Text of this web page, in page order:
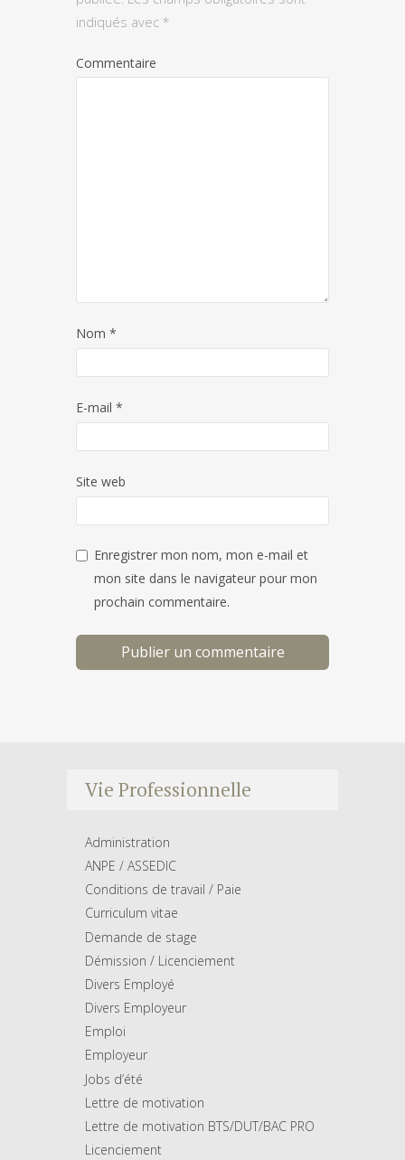
indiqués avec *
Commentaire
Nom *
E-mail *
Site web
Enregistrer mon nom, mon e-mail et
mon site dans le navigateur pour mon
prochain commentaire.
Vie Professionnelle
Administration
ANPE / ASSEDIC
Conditions de travail / Paie
Curriculum vitae
Demande de stage
Démission / Licenciement
Divers Employé
Divers Employeur
Emploi
Employeur
Jobs d’été
Lettre de motivation
Lettre de motivation BTS/DUT/BAC PRO
Licenciement